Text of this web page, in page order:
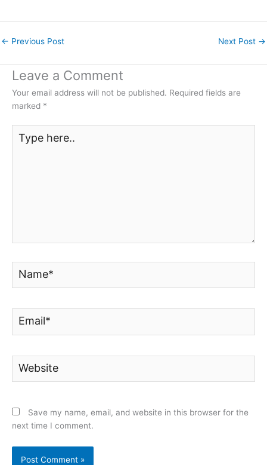
← Previous Post Next Post →
Leave a Comment
Your email address will not be published. Required fields are
marked *
here..
Save my name, email, and website in this browser for the
next time I comment.